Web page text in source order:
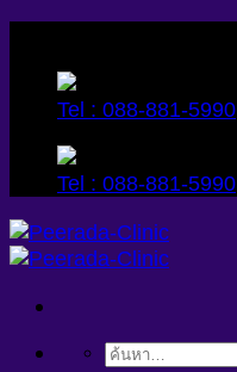
content
Tel : 088-881-5990
Tel : 088-881-5990
ค้นหา: